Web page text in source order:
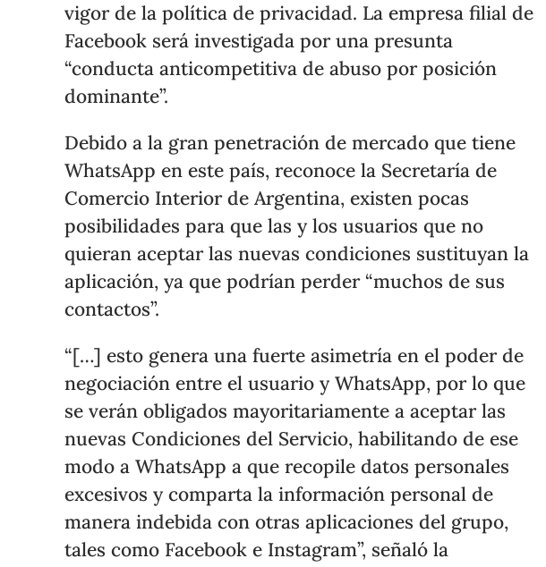
vigor de la política de privacidad. La empresa filial de
Facebook será investigada por una presunta
“conducta anticompetitiva de abuso por posición
dominante”.
Debido a la gran penetración de mercado que tiene
WhatsApp en este país, reconoce la Secretaría de
Comercio Interior de Argentina, existen pocas
posibilidades para que las y los usuarios que no
quieran aceptar las nuevas condiciones sustituyan la
aplicación, ya que podrían perder “muchos de sus
contactos”.
“[…] esto genera una fuerte asimetría en el poder de
negociación entre el usuario y WhatsApp, por lo que
se verán obligados mayoritariamente a aceptar las
nuevas Condiciones del Servicio, habilitando de ese
modo a WhatsApp a que recopile datos personales
excesivos y comparta la información personal de
manera indebida con otras aplicaciones del grupo,
tales como Facebook e Instagram”, señaló la